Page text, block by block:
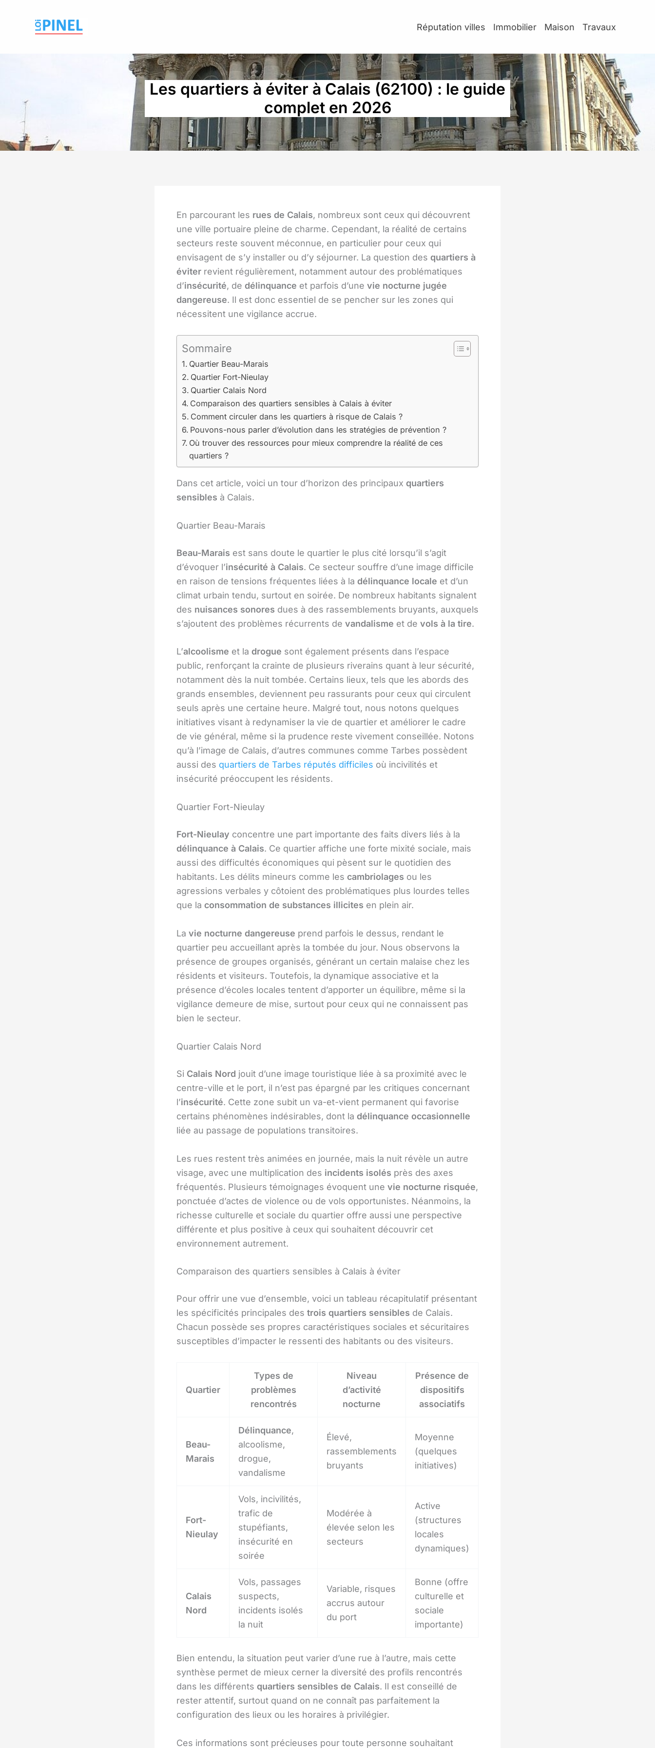
Réputation villes Immobilier Maison Travaux
Les quartiers à éviter à Calais (62100) : le guide
complet en 2026
En parcourant les rues de Calais, nombreux sont ceux qui découvrent
une ville portuaire pleine de charme. Cependant, la réalité de certains
secteurs reste souvent méconnue, en particulier pour ceux qui
envisagent de s’y installer ou d’y séjourner. La question des quartiers à
éviter revient régulièrement, notamment autour des problématiques
d’insécurité, de délinquance et parfois d’une vie nocturne jugée
dangereuse. Il est donc essentiel de se pencher sur les zones qui
nécessitent une vigilance accrue.
Sommaire
Quartier Beau-Marais
Quartier Fort-Nieulay
Quartier Calais Nord
Comparaison des quartiers sensibles à Calais à éviter
Comment circuler dans les quartiers à risque de Calais ?
Pouvons-nous parler d’évolution dans les stratégies de prévention ?
Où trouver des ressources pour mieux comprendre la réalité de ces
quartiers ?
Dans cet article, voici un tour d’horizon des principaux quartiers
sensibles à Calais.
Quartier Beau-Marais
Beau-Marais est sans doute le quartier le plus cité lorsqu’il s’agit
d’évoquer l’insécurité à Calais. Ce secteur souffre d’une image difficile
en raison de tensions fréquentes liées à la délinquance locale et d’un
climat urbain tendu, surtout en soirée. De nombreux habitants signalent
des nuisances sonores dues à des rassemblements bruyants, auxquels
s’ajoutent des problèmes récurrents de vandalisme et de vols à la tire.
L’alcoolisme et la drogue sont également présents dans l’espace
public, renforçant la crainte de plusieurs riverains quant à leur sécurité,
notamment dès la nuit tombée. Certains lieux, tels que les abords des
grands ensembles, deviennent peu rassurants pour ceux qui circulent
seuls après une certaine heure. Malgré tout, nous notons quelques
initiatives visant à redynamiser la vie de quartier et améliorer le cadre
de vie général, même si la prudence reste vivement conseillée. Notons
qu’à l’image de Calais, d’autres communes comme Tarbes possèdent
aussi des quartiers de Tarbes réputés difficiles où incivilités et
insécurité préoccupent les résidents.
Quartier Fort-Nieulay
Fort-Nieulay concentre une part importante des faits divers liés à la
délinquance à Calais. Ce quartier affiche une forte mixité sociale, mais
aussi des difficultés économiques qui pèsent sur le quotidien des
habitants. Les délits mineurs comme les cambriolages ou les
agressions verbales y côtoient des problématiques plus lourdes telles
que la consommation de substances illicites en plein air.
La vie nocturne dangereuse prend parfois le dessus, rendant le
quartier peu accueillant après la tombée du jour. Nous observons la
présence de groupes organisés, générant un certain malaise chez les
résidents et visiteurs. Toutefois, la dynamique associative et la
présence d’écoles locales tentent d’apporter un équilibre, même si la
vigilance demeure de mise, surtout pour ceux qui ne connaissent pas
bien le secteur.
Quartier Calais Nord
Si Calais Nord jouit d’une image touristique liée à sa proximité avec le
centre-ville et le port, il n’est pas épargné par les critiques concernant
l’insécurité. Cette zone subit un va-et-vient permanent qui favorise
certains phénomènes indésirables, dont la délinquance occasionnelle
liée au passage de populations transitoires.
Les rues restent très animées en journée, mais la nuit révèle un autre
visage, avec une multiplication des incidents isolés près des axes
fréquentés. Plusieurs témoignages évoquent une vie nocturne risquée,
ponctuée d’actes de violence ou de vols opportunistes. Néanmoins, la
richesse culturelle et sociale du quartier offre aussi une perspective
différente et plus positive à ceux qui souhaitent découvrir cet
environnement autrement.
Comparaison des quartiers sensibles à Calais à éviter
Pour offrir une vue d’ensemble, voici un tableau récapitulatif présentant
les spécificités principales des trois quartiers sensibles de Calais.
Chacun possède ses propres caractéristiques sociales et sécuritaires
susceptibles d’impacter le ressenti des habitants ou des visiteurs.
Quartier
Types de
problèmes
rencontrés
Niveau
d’activité
nocturne
Présence de
dispositifs
associatifs
Beau-
Marais
Délinquance,
alcoolisme,
drogue,
vandalisme
Élevé,
rassemblements
bruyants
Moyenne
(quelques
initiatives)
Fort-
Nieulay
Vols, incivilités,
trafic de
stupéfiants,
insécurité en
soirée
Modérée à
élevée selon les
secteurs
Active
(structures
locales
dynamiques)
Calais
Nord
Vols, passages
suspects,
incidents isolés
la nuit
Variable, risques
accrus autour
du port
Bonne (offre
culturelle et
sociale
importante)
Bien entendu, la situation peut varier d’une rue à l’autre, mais cette
synthèse permet de mieux cerner la diversité des profils rencontrés
dans les différents quartiers sensibles de Calais. Il est conseillé de
rester attentif, surtout quand on ne connaît pas parfaitement la
configuration des lieux ou les horaires à privilégier.
Ces informations sont précieuses pour toute personne souhaitant